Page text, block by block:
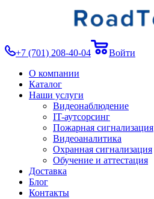
+7 (701) 208-40-04
Войти
О компании
Каталог
Наши услуги
Видеонаблюдение
IT-аутсорсинг
Пожарная сигнализация
Видеоаналитика
Охранная сигнализация
Обучение и аттестация
Доставка
Блог
Контакты